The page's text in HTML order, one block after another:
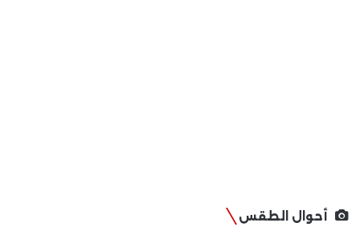
أحوال الطقس